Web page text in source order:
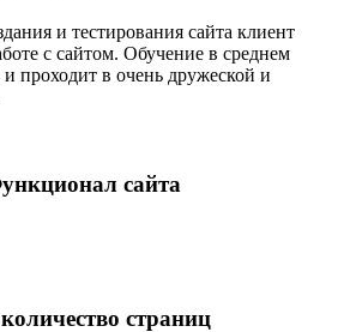
и тестирования сайта клиент
с сайтом. Обучение в среднем
и проходит в очень дружеской и
сайта
страниц